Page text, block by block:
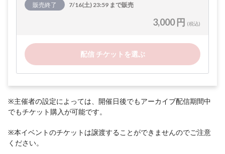
販売終了 7/16(土) 23:59 まで販売
3,000 円 (税込)
配信 チケットを選ぶ
※主催者の設定によっては、開催日後でもアーカイブ配信期間中
でもチケット購入が可能です。
※本イベントのチケットは譲渡することができませんのでご注意
ください。